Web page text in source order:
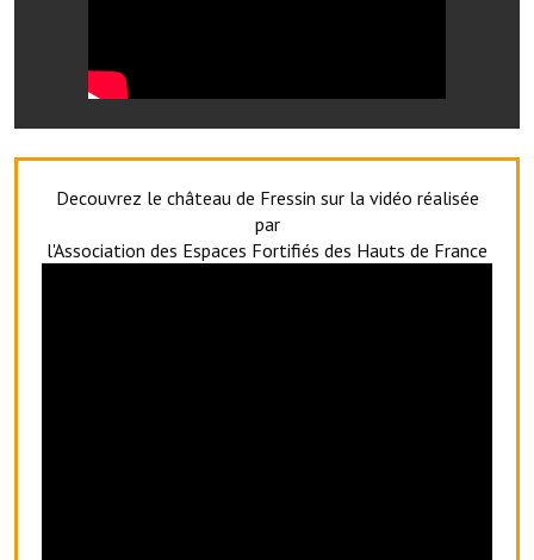
Bibliothèque
Commerçants, artisans
Decouvrez le château de Fressin sur la vidéo réalisée
par
l'Association des Espaces Fortifiés des Hauts de France